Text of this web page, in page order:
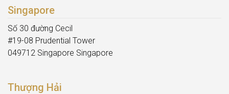
Singapore
Số 30 đường Cecil
#19-08 Prudential Tower
049712 Singapore Singapore
Thượng Hải